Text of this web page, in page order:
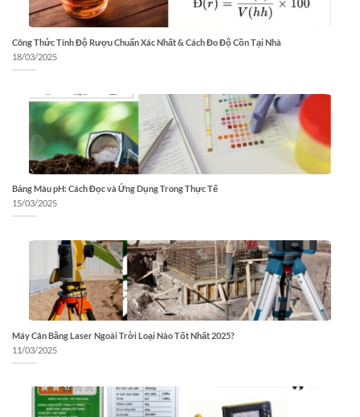
Công Thức Tính Độ Rượu Chuẩn Xác Nhất & Cách Đo Độ Cồn Tại Nhà
18/03/2025
Bảng Màu pH: Cách Đọc và Ứng Dụng Trong Thực Tế
15/03/2025
Máy Cân Bằng Laser Ngoài Trời Loại Nào Tốt Nhất 2025?
11/03/2025